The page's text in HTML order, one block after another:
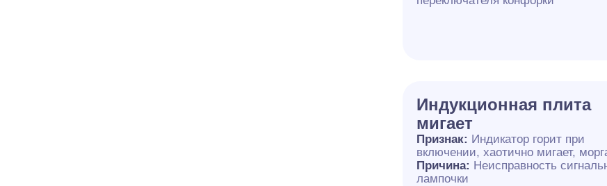
Индукционная плита
мигает
Признак: Индикатор горит при
включении, хаотично мигает,
Причина: Неисправность
лампочки